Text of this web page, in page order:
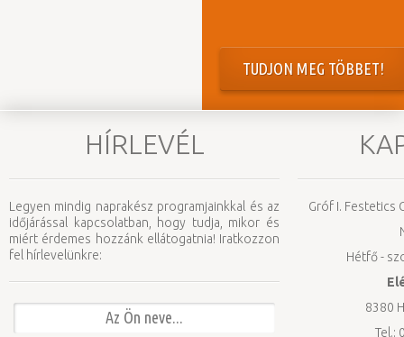
TUDJON MEG TÖBBET!
HÍRLEVÉL
Legyen mindig naprakész programjainkkal és az
időjárással kapcsolatban, hogy tudja, mikor és
miért érdemes hozzánk ellátogatnia! Iratkozzon
fel hírlevelünkre:
Gróf I. Festetics
Hétfő -
8380
Tel.: